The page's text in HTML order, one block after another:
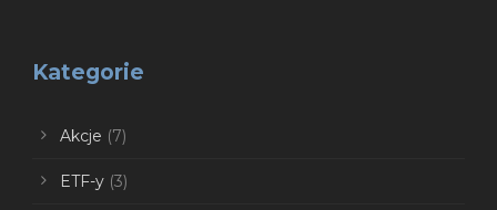
Kategorie
Akcje (7)
ETF-y (3)